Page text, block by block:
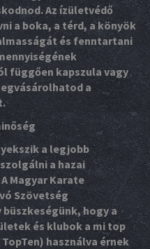
Az ízületvédő
a boka, a térd, a könyök
és fenntartani
függően kapszula vagy
a
a legjobb
a hazai
Magyar Karate
Szövetség
hogy a
és klubok a mi top
használva érnek